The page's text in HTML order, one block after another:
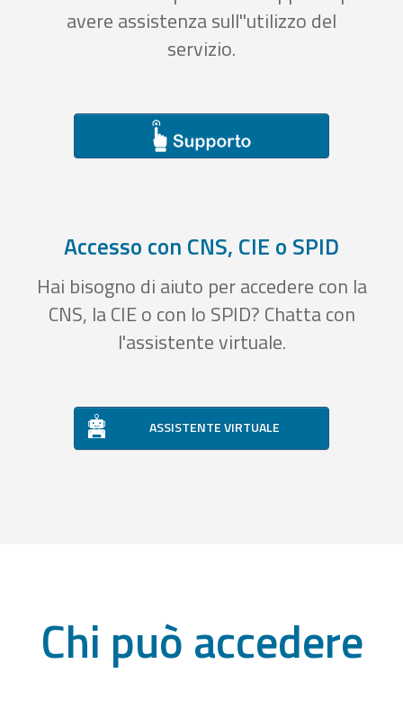
avere assistenza sull''utilizzo del
servizio.
Accesso con CNS, CIE o SPID
Hai bisogno di aiuto per accedere con la
CNS, la CIE o con lo SPID? Chatta con
l'assistente virtuale.
ASSISTENTE VIRTUALE
Chi può accedere